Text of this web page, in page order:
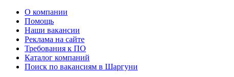
О компании
Помощь
Наши вакансии
Реклама на сайте
Требования к ПО
Каталог компаний
Поиск по вакансиям в Шаргуни